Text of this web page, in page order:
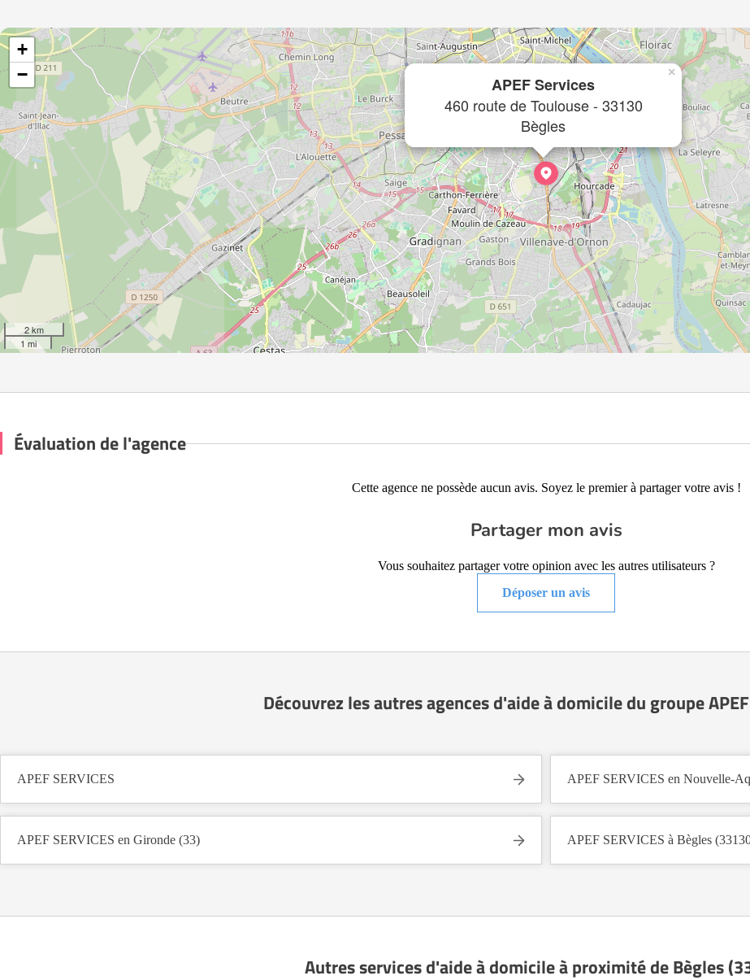
APEF Services
460 route de Toulouse - 33130
Bègles
×
+
−
2 km
1 mi
Évaluation de l'agence
Cette agence ne possède aucun avis. Soyez le premier à partager votre avis !
Partager mon avis
Vous souhaitez partager votre opinion avec les autres utilisateurs ?
Déposer un avis
Découvrez les autres agences d'aide à domicile du groupe APEF
APEF SERVICES APEF SERVICES en Nouvelle-
APEF SERVICES en Gironde (33) APEF SERVICES à Bègles
Autres services d'aide à domicile à proximité de Bègles